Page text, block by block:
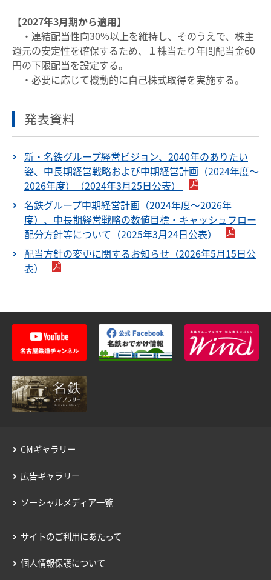
【2027年3月期から適用】
・連結配当性向30%以上を維持し、そのうえで、株主
還元の安定性を確保するため、１株当たり年間配当金60
円の下限配当を設定する。
・必要に応じて機動的に自己株式取得を実施する。
発表資料
新・名鉄グループ経営ビジョン、2040年のありたい
姿、中長期経営戦略および中期経営計画（2024年度～
2026年度）（2024年3月25日公表）
名鉄グループ中期経営計画（2024年度～2026年
度）、中長期経営戦略の数値目標・キャッシュフロー
配分方針等について（2025年3月24日公表）
配当方針の変更に関するお知らせ（2026年5月15日公
表）
CMギャラリー
広告ギャラリー
ソーシャルメディア一覧
サイトのご利用にあたって
個人情報保護について